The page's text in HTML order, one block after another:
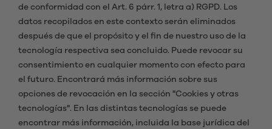
de conformidad con el Art. 6 párr. 1, letra a) RGPD. Los
datos recopilados en este contexto serán eliminados
después de que el propósito y el fin de nuestro uso de la
tecnología respectiva sea concluido. Puede revocar su
consentimiento en cualquier momento con efecto para
el futuro. Encontrará más información sobre sus
opciones de revocación en la sección "Cookies y otras
tecnologías". En las distintas tecnologías se puede
encontrar más información, incluida la base jurídica del